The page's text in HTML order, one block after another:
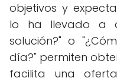
objetivos y
lo ha llevado a
solución?" o
día?" permiten
facilita una